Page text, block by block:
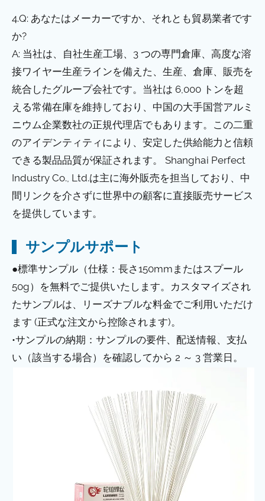
4.Q: あなたはメーカーですか、それとも貿易業者です
か?
A: 当社は、自社生産工場、3 つの専門倉庫、高度な溶
接ワイヤー生産ラインを備えた、生産、倉庫、販売を
統合したグループ会社です。当社は 6,000 トンを超
える常備在庫を維持しており、中国の大手国営アルミ
ニウム企業数社の正規代理店でもあります。この二重
のアイデンティティにより、安定した供給能力と信頼
できる製品品質が保証されます。 Shanghai Perfect
Industry Co., Ltd.は主に海外販売を担当しており、中
間リンクを介さずに世界中の顧客に直接販売サービス
を提供しています。
サンプルサポート
●標準サンプル（仕様：長さ150mmまたはスプール
50g）を無料でご提供いたします。カスタマイズされ
たサンプルは、リーズナブルな料金でご利用いただけ
ます (正式な注文から控除されます)。
•サンプルの納期：サンプルの要件、配送情報、支払
い（該当する場合）を確認してから 2 ～ 3 営業日。